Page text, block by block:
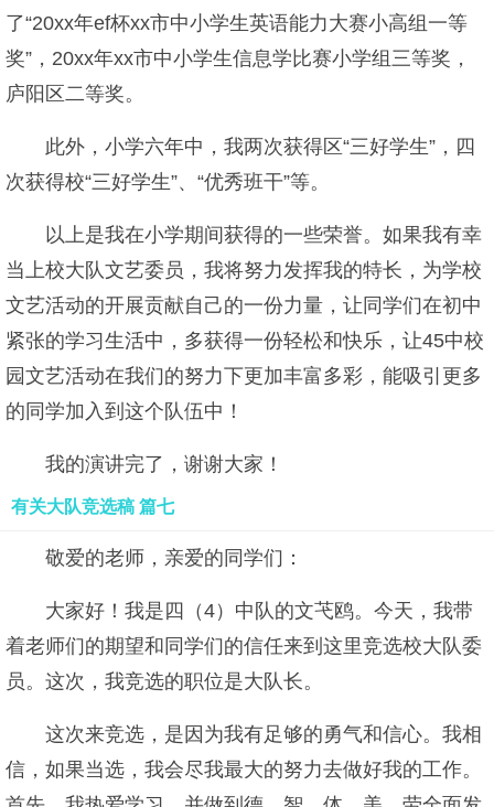
了“20xx年ef杯xx市中小学生英语能力大赛小高组一等
奖”，20xx年xx市中小学生信息学比赛小学组三等奖，
庐阳区二等奖。
此外，小学六年中，我两次获得区“三好学生”，四
次获得校“三好学生”、“优秀班干”等。
以上是我在小学期间获得的一些荣誉。如果我有幸
当上校大队文艺委员，我将努力发挥我的特长，为学校
文艺活动的开展贡献自己的一份力量，让同学们在初中
紧张的学习生活中，多获得一份轻松和快乐，让45中校
园文艺活动在我们的努力下更加丰富多彩，能吸引更多
的同学加入到这个队伍中！
我的演讲完了，谢谢大家！
有关大队竞选稿 篇七
敬爱的老师，亲爱的同学们：
大家好！我是四（4）中队的文芅鸥。今天，我带
着老师们的期望和同学们的信任来到这里竞选校大队委
员。这次，我竞选的职位是大队长。
这次来竞选，是因为我有足够的勇气和信心。我相
信，如果当选，我会尽我最大的努力去做好我的工作。